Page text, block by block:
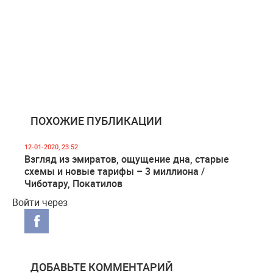
ПОХОЖИЕ ПУБЛИКАЦИИ
12-01-2020, 23:52
Взгляд из эмиратов, ощущение дна, старые
схемы и новые тарифы – 3 миллиона /
Чиботару, Покатилов
Войти через
ДОБАВЬТЕ КОММЕНТАРИЙ